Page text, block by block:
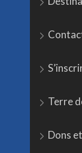
Terre
Dons